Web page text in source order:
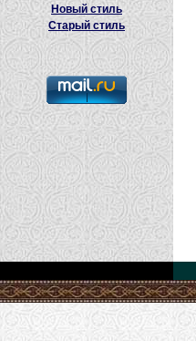
Новый стиль
Старый стиль